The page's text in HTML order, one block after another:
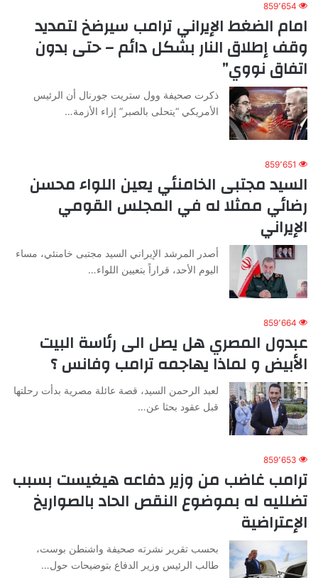
859٬654
امام الضغط الإيراني ترامب سيرضخ لتمديد
وقف إطلاق النار بشكل دائم – حتى بدون
اتفاق نووي”
ذكرت صحيفة وول ستريت جورنال أن الرئيس
الأمريكي “يتحلى بالصبر” إزاء الأزمة…
859٬651
السيد مجتبى الخامنئي يعين اللواء محسن
رضائي ممثلا له في المجلس القومي
الإيراني
أصدر المرشد الإيراني السيد مجتبى خامنئي، مساء
اليوم الأحد، قراراً بتعيين اللواء…
859٬664
عبدول المصري هل يصل الى رئاسة البيت
الأبيض و لماذا يهاجمه ترامب وفانس ؟
لعبد الرحمن السيد، قصة عائلة مصرية بدأت رحلتها
قبل عقود بحثا عن…
859٬653
ترامب غاضب من وزير دفاعه هيغيست بسبب
تضلليه له بموضوع النقص الحاد بالصواريخ
الإعتراضية
بحسب تقرير نشرته صحيفة واشنطن بوست،
طالب الرئيس وزير الدفاع بتوضيحات حول…